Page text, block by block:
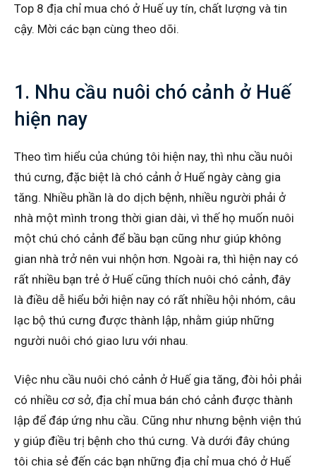
Top 8 địa chỉ mua chó ở Huế uy tín, chất lượng và tin
cậy. Mời các bạn cùng theo dõi.
1. Nhu cầu nuôi chó cảnh ở Huế
hiện nay
Theo tìm hiểu của chúng tôi hiện nay, thì nhu cầu nuôi
thú cưng, đặc biệt là chó cảnh ở Huế ngày càng gia
tăng. Nhiều phần là do dịch bệnh, nhiều người phải ở
nhà một mình trong thời gian dài, vì thế họ muốn nuôi
một chú chó cảnh để bầu bạn cũng như giúp không
gian nhà trở nên vui nhộn hơn. Ngoài ra, thì hiện nay có
rất nhiều bạn trẻ ở Huế cũng thích nuôi chó cảnh, đây
là điều dễ hiểu bởi hiện nay có rất nhiều hội nhóm, câu
lạc bộ thú cưng được thành lập, nhằm giúp những
người nuôi chó giao lưu với nhau.
Việc nhu cầu nuôi chó cảnh ở Huế gia tăng, đòi hỏi phải
có nhiều cơ sở, địa chỉ mua bán chó cảnh được thành
lập để đáp ứng nhu cầu. Cũng như nhưng bệnh viện thú
y giúp điều trị bệnh cho thú cưng. Và dưới đây chúng
tôi chia sẻ đến các bạn những địa chỉ mua chó ở Huế